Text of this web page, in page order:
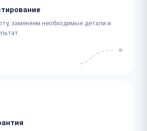
заменяем необходимые детали и